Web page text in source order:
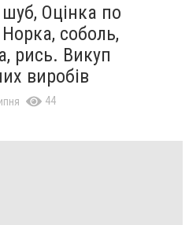
Оцінка по
соболь,
рись. Викуп
виробів
44